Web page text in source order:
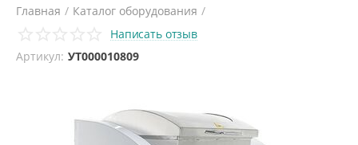
Главная / Каталог оборудования /
Хлебопекарное и кондитерское оборудование
Тестомесы
/
Написать отзыв
Артикул: УТ000010809